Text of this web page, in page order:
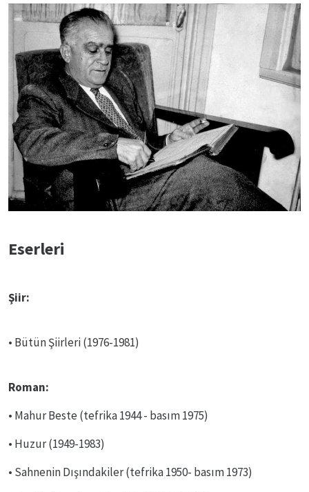
Eserleri
Şiir:
• Bütün Şiirleri (1976-1981)
Roman:
• Mahur Beste (tefrika 1944 - basım 1975)
• Huzur (1949-1983)
• Sahnenin Dışındakiler (tefrika 1950- basım 1973)